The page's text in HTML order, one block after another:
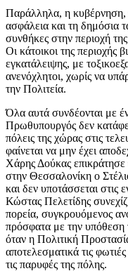
Παράλληλα, η κυβέρνηση,
ασφάλεια και τη δημόσια
συνθήκες στην περιοχή
Οι κάτοικοι της περιοχής
εγκατάλειψης, με
ανενόχλητοι, χωρίς να
την Πολιτεία.
Όλα αυτά συνδέονται με
Πρωθυπουργός δεν
πόλεις της χώρας στις
φαίνεται να μην έχει
Χάρης Δούκας
στην Θεσσαλονίκη ο
και δεν υποτάσσεται
Κώστας Πελετίδης
πορεία, συγκρουόμενος
πρόσφατα με την υπόθεση
όταν η Πολιτική
αποτελεσματικά τις
τις παρυφές της πόλης.